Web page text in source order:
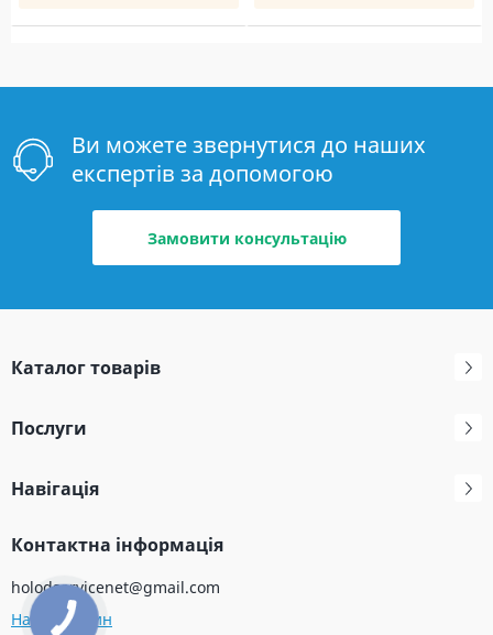
Ви можете звернутися до наших
експертів за допомогою
Замовити консультацію
Каталог товарів
Послуги
Навігація
Контактна інформація
holodservicenet@gmail.com
Наш магазин